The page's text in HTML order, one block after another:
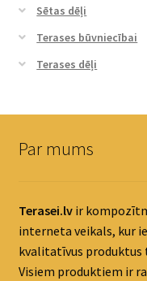
Sētas dēļi
Terases būvniecībai
Terases dēļi
Par mums
Terasei.lvir
interneta veikals, kur
kvalitatīvus produktus
Visiem produktiem ir